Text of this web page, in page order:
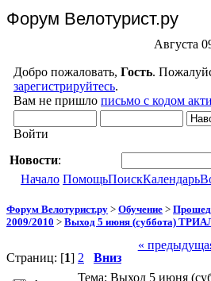
Форум Велотурист.ру
Августа
Добро пожаловать, Гость.
зарегистрируйтесь.
Вам не пришло письмо с кодом
Войти
Новости:
Начало ПомощьПоискКалендарь
Форум Велотурист.ру > Обучение >
2009/2010 > Выход 5 июня (суббота)
Страниц: [1] 2 Вниз
«
Тема: Выход 5 июня